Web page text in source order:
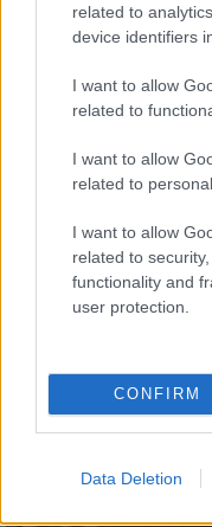
related to
device identifiers
I want to allow
related to
I want to allow
related to
I want to allow
related to
functionality and
user protection.
CONFIRM
Data Deletion
Hálózat: Ott
– Csengey
2022.01.27.
Mező Gábor
A Hálózat